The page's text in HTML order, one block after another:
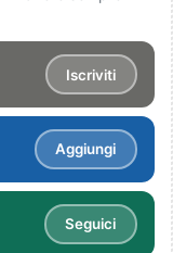
Iscriviti
Aggiungi
Seguici